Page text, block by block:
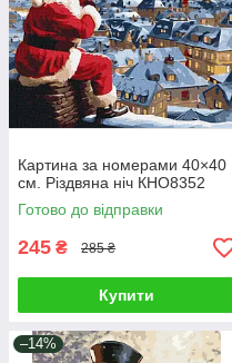
Картина за номерами 40×40
см. Різдвяна ніч КHO8352
Готово до відправки
245 ₴ 285 ₴
Купити
–14%